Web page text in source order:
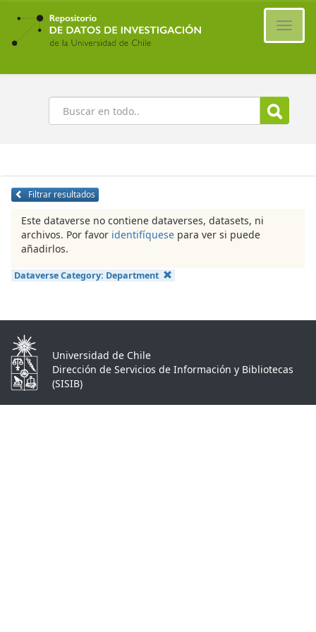
Ir
contenido
principal
Buscar
Filtrar resultados
Este dataverse no contiene dataverses, datasets, ni
archivos. Por favor identifíquese para ver si puede
añadirlos.
Dataverse Category: Department
Universidad de Chile
Dirección de Servicios de Información y Bibliotecas
(SISIB)